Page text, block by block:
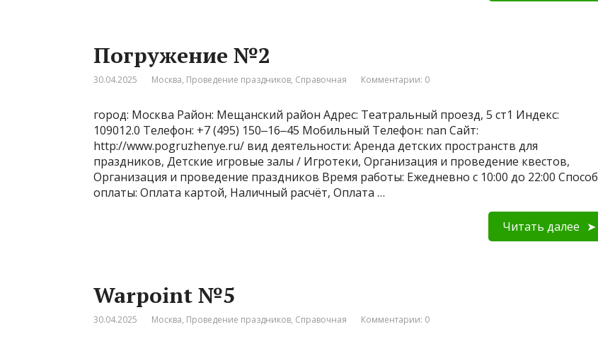
Погружение №2
30.04.2025 Москва, Проведение праздников, Справочная Комментарии: 0
город: Москва Район: Мещанский район Адрес: Театральный проезд, 5 ст1 Индекс:
109012.0 Телефон: +7 (495) 150‒16‒45 Мобильный Телефон: nan Сайт:
http://www.pogruzhenye.ru/ вид деятельности: Аренда детских пространств для
праздников, Детские игровые залы / Игротеки, Организация и проведение квестов,
Организация и проведение праздников Время работы: Ежедневно с 10:00 до 22:00 Способ
оплаты: Оплата картой, Наличный расчёт, Оплата …
Читать далее
Warpoint №5
30.04.2025 Москва, Проведение праздников, Справочная Комментарии: 0